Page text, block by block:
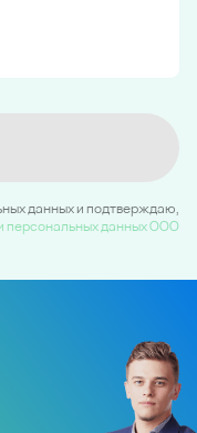
данных и подтверждаю,
персональных данных ООО